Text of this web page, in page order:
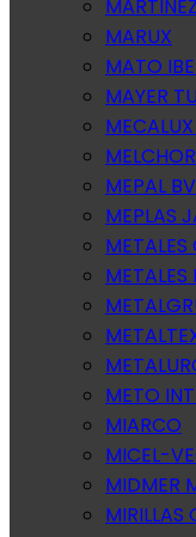
MARUX
MATO
MAYER
MEPAL BV
MEPLAS
METALES
METO
MIARCO
MICEL-
MIDMER
MIRILLAS